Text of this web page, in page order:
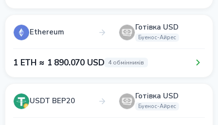
Ethereum Готівка USD
Буенос-Айрес
1 ETH ≈ 1 890.070 USD 4 обмінників
USDT BEP20 Готівка USD
Буенос-Айрес